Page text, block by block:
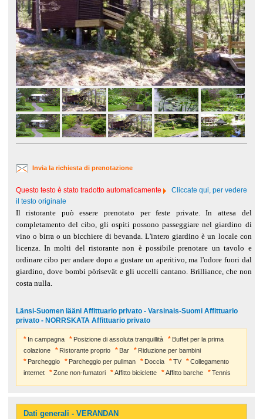
Invia la richiesta di prenotazione
Questo testo è stato tradotto automaticamente
Cliccate qui, per vedere
il testo originale
Il ristorante può essere prenotato per feste private. In attesa del
completamento del cibo, gli ospiti possono passeggiare nel giardino di
vino o birra o un bicchiere di bevanda. L'intero giardino è un locale con
licenza. In molti del ristorante non è possibile prenotare un tavolo e
ordinare cibo per andare dopo a gustare un aperitivo, ma l'odore fuori dal
giardino, dove bombi pörisevät e gli uccelli cantano. Brilliance, che non
costa nulla.
Länsi-Suomen lääni Affittuario privato - Varsinais-Suomi Affittuario
privato - NORRSKATA Affittuario privato
In campagna Posizione di assoluta tranquillità
Buffet per la prima
colazione
Ristorante proprio Bar
Riduzione per bambini
Parcheggio
Parcheggio per pullman Doccia TV
Collegamento
internet
Zone non-fumatori Affitto biciclette Affitto barche Tennis
Dati generali - VERANDAN